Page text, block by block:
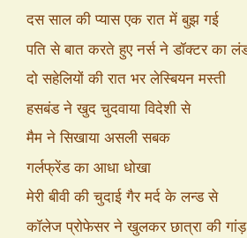
दस साल की प्यास एक रात में बुझ गई
पति से बात करते हुए नर्स ने डॉक्टर का
दो सहेलियों की रात भर लेस्बियन मस्ती
हसबंड ने खुद चुदवाया विदेशी से
मैम ने सिखाया असली सबक
गर्लफ्रेंड का आधा धोखा
मेरी बीवी की चुदाई गैर मर्द के लन्ड से
कॉलेज प्रोफेसर ने खुलकर छात्रा की गांड़